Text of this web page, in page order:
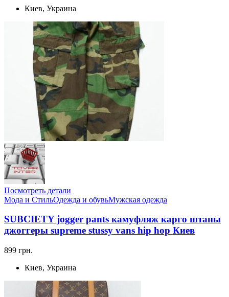
Киев, Украина
Посмотреть детали
Мода и СтильОдежда и обувьМужская одежда
SUBCIETY jogger pants камуфляж карго штаны
джоггеры supreme stussy vans hip hop Киев
899 грн.
Киев, Украина